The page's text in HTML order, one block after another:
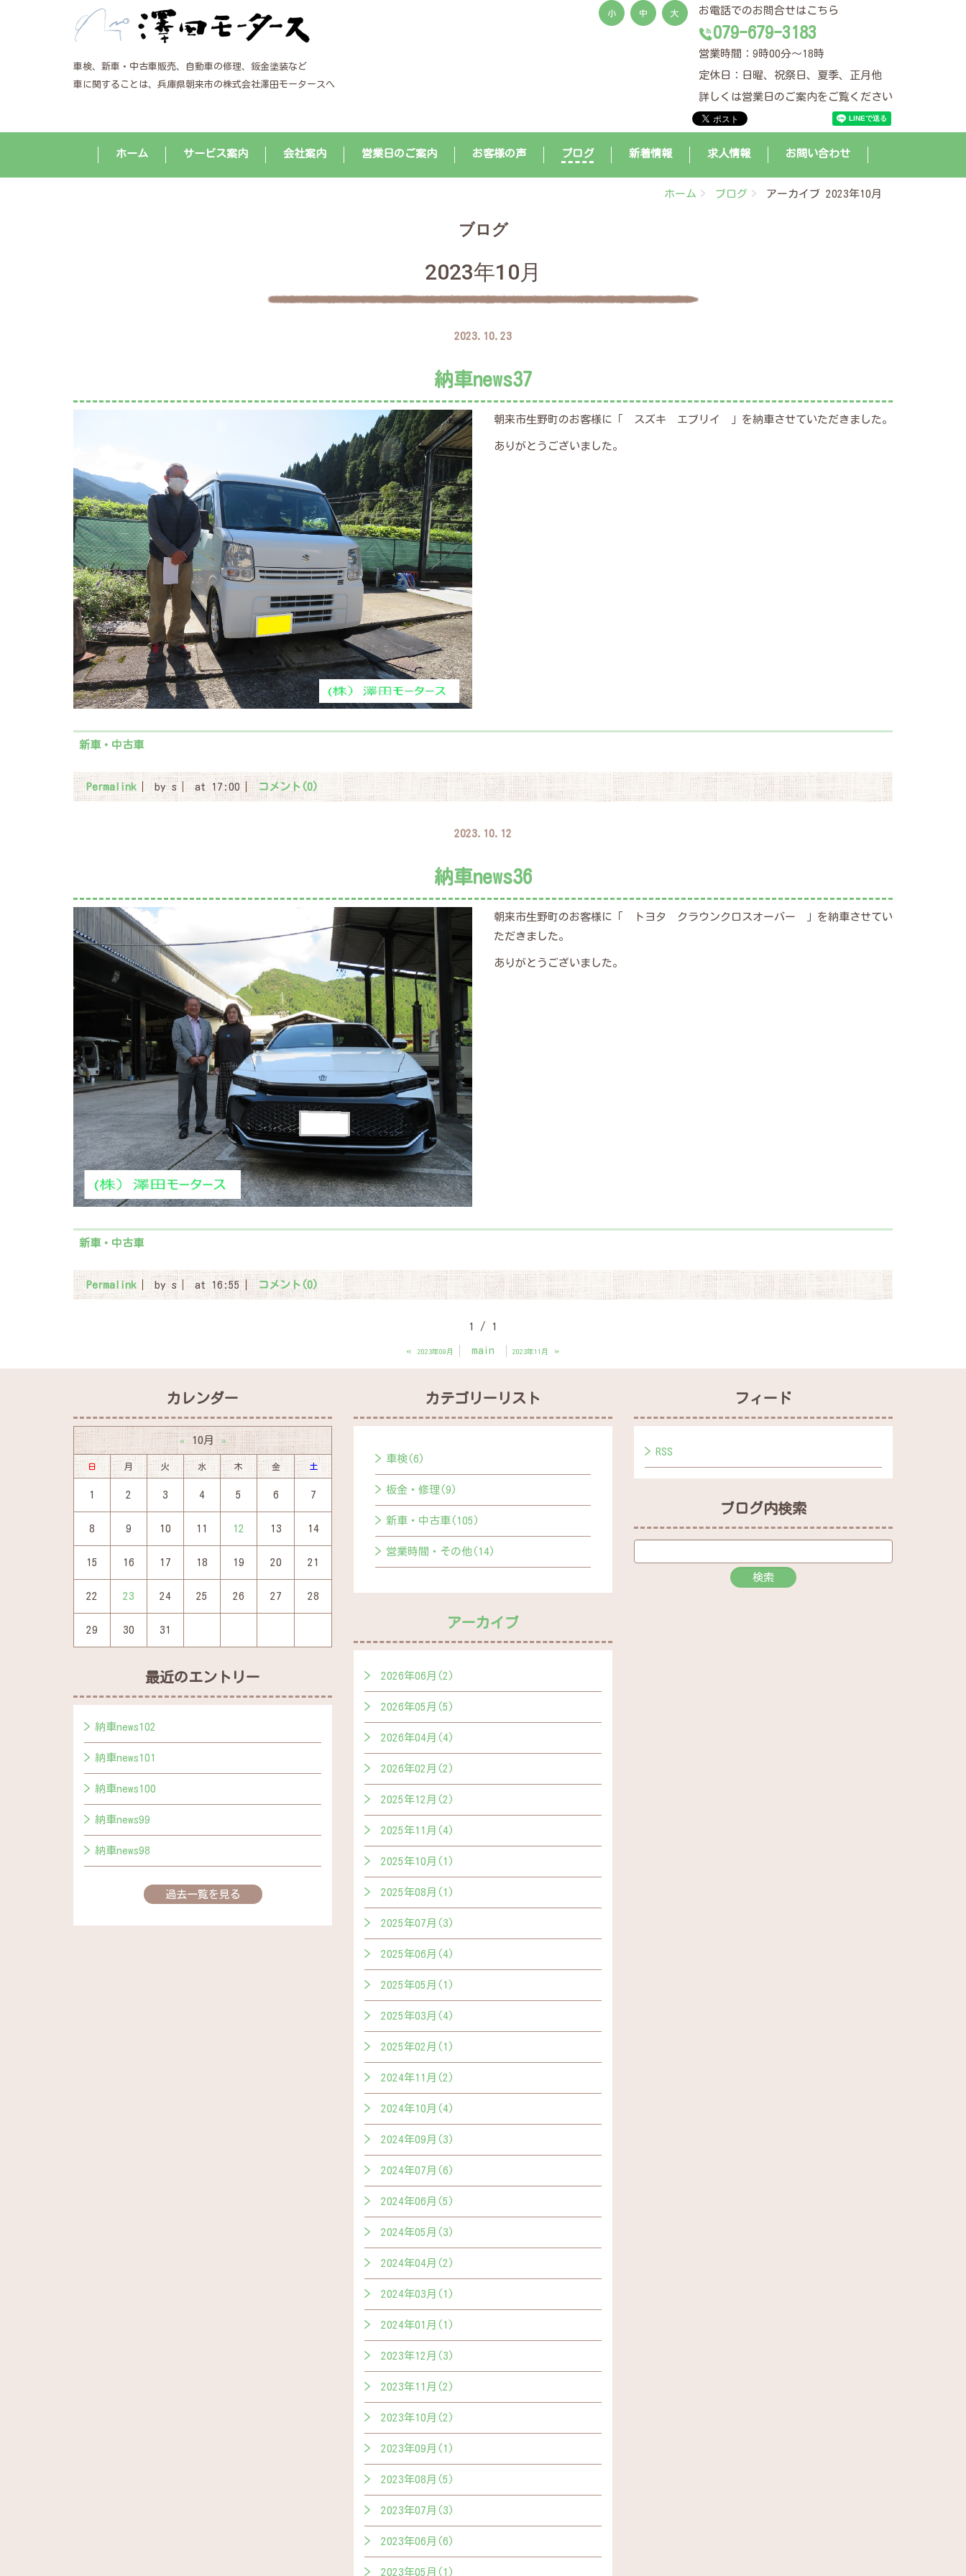
車検、新車・中古車販売、自動車の修理、鈑金塗装など
車に関することは、兵庫県朝来市の株式会社澤田モータースへ
お電話でのお問合せはこちら
079-679-3183
営業時間：9時00分～18時
定休日：日曜、祝祭日、夏季、正月他
詳しくは営業日のご案内をご覧ください
小 中 大
ホーム サービス案内 会社案内 営業日のご案内 お客様の声 ブログ 新着情報 求人情報 お問い合わせ
ホーム ブログ アーカイブ 2023年10月
ブログ
2023年10月
2023.10.23
納車news37
朝来市生野町のお客様に「 スズキ エブリイ 」を納車させていただきました。
ありがとうございました。
新車・中古車
Permalink by s at 17:00 コメント(0)
2023.10.12
納車news36
朝来市生野町のお客様に「 トヨタ クラウンクロスオーバー 」を納車させてい
ただきました。
ありがとうございました。
新車・中古車
Permalink by s at 16:55 コメント(0)
1 / 1
« 2023年09月 main 2023年11月 »
カレンダー
« 10月 »
日 月 火 水 木 金 土
1 2 3 4 5 6 7
8 9 10 11 12 13 14
15 16 17 18 19 20 21
22 23 24 25 26 27 28
29 30 31
最近のエントリー
納車news102
納車news101
納車news100
納車news99
納車news98
過去一覧を見る
カテゴリーリスト
車検(6)
板金・修理(9)
新車・中古車(105)
営業時間・その他(14)
アーカイブ
2026年06月(2)
2026年05月(5)
2026年04月(4)
2026年02月(2)
2025年12月(2)
2025年11月(4)
2025年10月(1)
2025年08月(1)
2025年07月(3)
2025年06月(4)
2025年05月(1)
2025年03月(4)
2025年02月(1)
2024年11月(2)
2024年10月(4)
2024年09月(3)
2024年07月(6)
2024年06月(5)
2024年05月(3)
2024年04月(2)
2024年03月(1)
2024年01月(1)
2023年12月(3)
2023年11月(2)
2023年10月(2)
2023年09月(1)
2023年08月(5)
2023年07月(3)
2023年06月(6)
2023年05月(1)
フィード
RSS
ブログ内検索